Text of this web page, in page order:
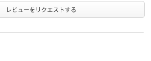
レビューをリクエストする